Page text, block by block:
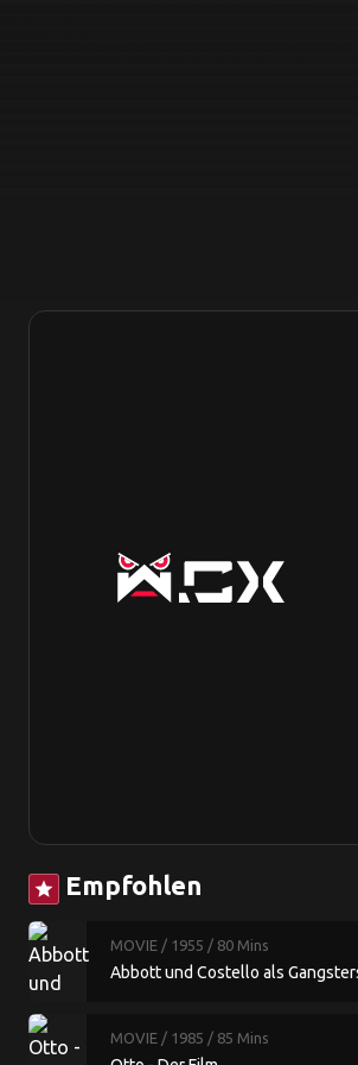
star Empfohlen
MOVIE / 1955 / 80 Mins
Abbott und Costello als
MOVIE / 1985 / 85 Mins